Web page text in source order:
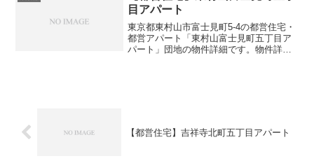
目アパート
東京都東村山市富士見町5-4の都営住宅・
都営アパート「東村山富士見町五丁目ア
パート」団地の物件詳細です。物件詳
【都営住宅】吉祥寺北町五丁目アパート